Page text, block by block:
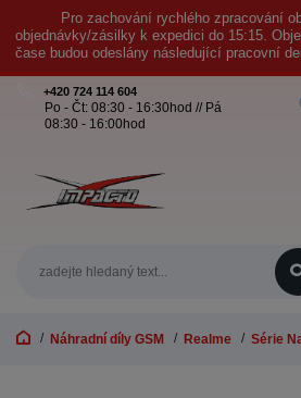
Pro zachování rychlého zpracování
objednávky/zásilky k expedici do 15:15.
čase budou odeslány následující pracovní
+420 724 114 604
Po - Čt: 08:30 - 16:30hod // Pá
08:30 - 16:00hod
Náhradní díly GSM Realme Série